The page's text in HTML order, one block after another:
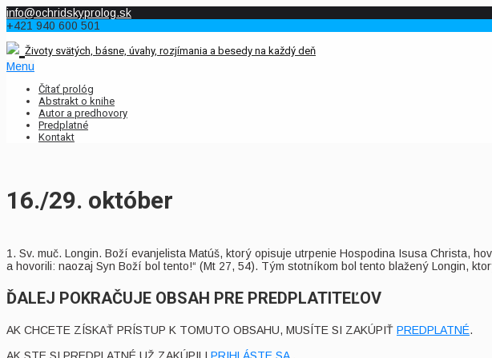
info@ochridskyprolog.sk
+421 940 600 501
Životy svätých, básne, úvahy, rozjímania a besedy na každý deň
Menu
Čítať prológ
Abstrakt o knihe
Autor a predhovory
Predplatné
Kontakt
16./29. október
1. Sv. muč. Longin. Boží evanjelista Matúš, ktorý opisuje utrpenie Hospodina Isusa Christa,
a hovorili: naozaj Syn Boží bol tento!“ (Мt 27, 54). Tým stotníkom bol tento blažený Longin,
ĎALEJ POKRAČUJE OBSAH PRE PREDPLATITEĽOV
AK CHCETE ZÍSKAŤ PRÍSTUP K TOMUTO OBSAHU, MUSÍTE SI ZAKÚPIŤ PREDPLATNÉ.
AK STE SI PREDPLATNÉ UŽ ZAKÚPILI PRIHLÁSTE SA.